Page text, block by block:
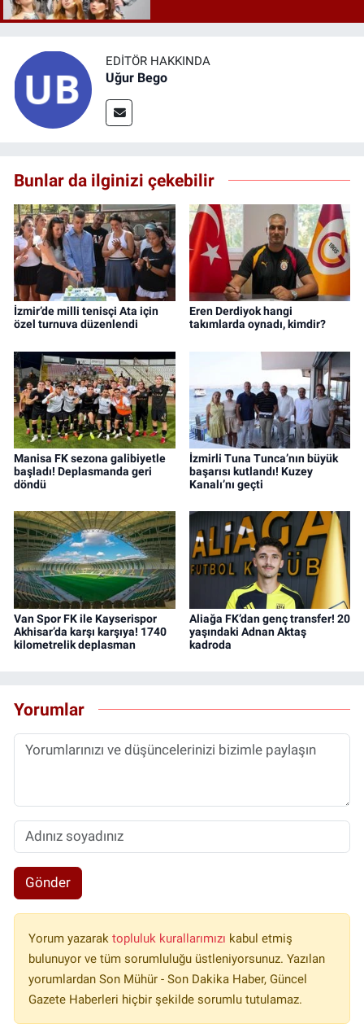
EDITÖR HAKKINDA
Uğur Bego
Bunlar da ilginizi çekebilir
İzmir’de milli tenisçi Ata için
özel turnuva düzenlendi
Eren Derdiyok hangi
takımlarda oynadı, kimdir?
Manisa FK sezona galibiyetle
başladı! Deplasmanda geri
döndü
İzmirli Tuna Tunca’nın büyük
başarısı kutlandı! Kuzey
Kanalı’nı geçti
Van Spor FK ile Kayserispor
Akhisar’da karşı karşıya! 1740
kilometrelik deplasman
Aliağa FK’dan genç transfer! 20
yaşındaki Adnan Aktaş
kadroda
Yorumlar
Gönder
Yorum yazarak topluluk kurallarımızı kabul etmiş
bulunuyor ve tüm sorumluluğu üstleniyorsunuz. Yazılan
yorumlardan Son Mühür - Son Dakika Haber, Güncel
Gazete Haberleri hiçbir şekilde sorumlu tutulamaz.